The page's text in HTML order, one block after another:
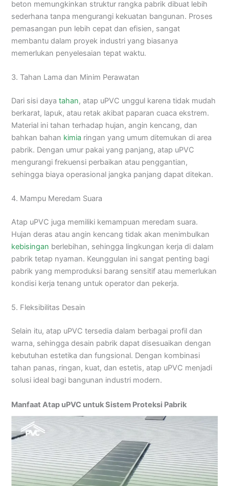
beton memungkinkan struktur rangka pabrik dibuat lebih
sederhana tanpa mengurangi kekuatan bangunan. Proses
pemasangan pun lebih cepat dan efisien, sangat
membantu dalam proyek industri yang biasanya
memerlukan penyelesaian tepat waktu.
3. Tahan Lama dan Minim Perawatan
Dari sisi dayatahan, atap uPVC unggul karena tidak mudah
berkarat, lapuk, atau retak akibat paparan cuaca ekstrem.
Material ini tahan terhadap hujan, angin kencang, dan
bahkan bahan kimia ringan yang umum ditemukan di area
pabrik. Dengan umur pakai yang panjang, atap uPVC
mengurangi frekuensi perbaikan atau penggantian,
sehingga biaya operasional jangka panjang dapat ditekan.
4. Mampu Meredam Suara
Atap uPVC juga memiliki kemampuan meredam suara.
Hujan deras atau angin kencang tidak akan menimbulkan
kebisingan berlebihan, sehingga lingkungan kerja di dalam
pabrik tetap nyaman. Keunggulan ini sangat penting bagi
pabrik yang memproduksi barang sensitif atau memerlukan
kondisi kerja tenang untuk operator dan pekerja.
5. Fleksibilitas Desain
Selain itu, atap uPVC tersedia dalam berbagai profil dan
warna, sehingga desain pabrik dapat disesuaikan dengan
kebutuhan estetika dan fungsional. Dengan kombinasi
tahan panas, ringan, kuat, dan estetis, atap uPVC menjadi
solusi ideal bagi bangunan industri modern.
Manfaat Atap uPVC untuk Sistem Proteksi Pabrik